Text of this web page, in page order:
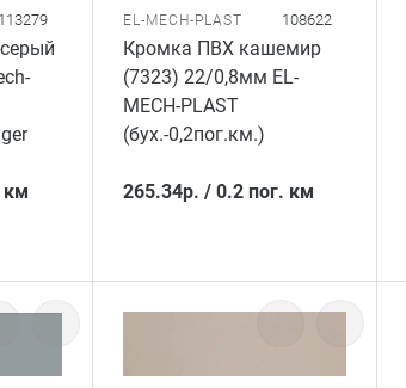
113279
км
EL-MECH-PLAST 108622
Кромка ПВХ кашемир
(7323) 22/0,8мм EL-
MECH-PLAST
(бух.-0,2пог.км.)
265.34р. / 0.2 пог. км